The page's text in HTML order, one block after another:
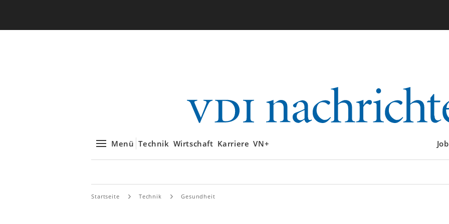
Menü Technik Wirtschaft Karriere VN+
Startseite Technik Gesundheit